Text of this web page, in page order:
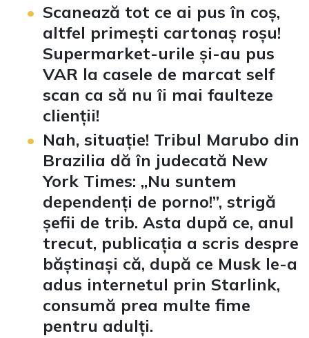
Scanează tot ce ai pus în coș,
altfel primești cartonaș roșu!
Supermarket-urile și-au pus
VAR la casele de marcat self
scan ca să nu îi mai faulteze
clienții!
Nah, situație! Tribul Marubo din
Brazilia dă în judecată New
York Times: „Nu suntem
dependenți de porno!”, strigă
șefii de trib. Asta după ce, anul
trecut, publicația a scris despre
băștinași că, după ce Musk le-a
adus internetul prin Starlink,
consumă prea multe fime
pentru adulți.